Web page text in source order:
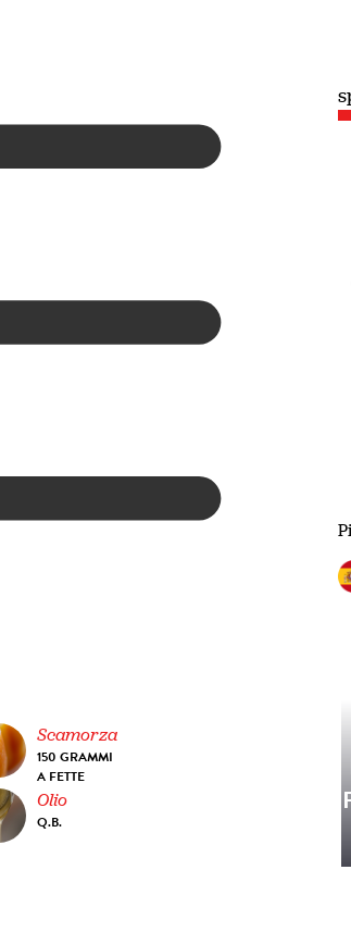
Scamorza
150 GRAMMI
A FETTE
Olio
Q.B.